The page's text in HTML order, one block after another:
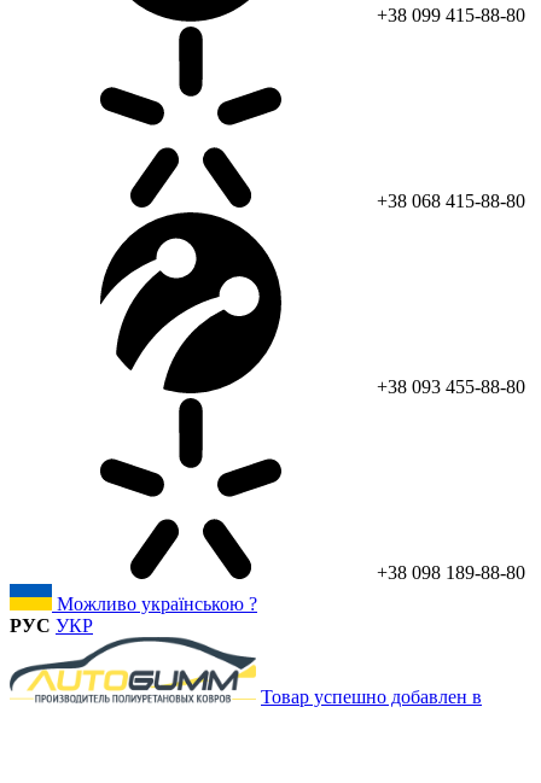
+38 099 415-88-80
+38 068 415-88-80
+38 093 455-88-80
+38 098 189-88-80
Можливо українською ?
РУС УКР
Товар успешно добавлен в